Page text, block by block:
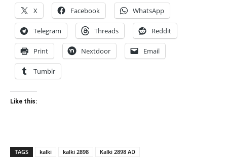
X Facebook WhatsApp
Telegram Threads Reddit
Print Nextdoor Email
Tumblr
Like this:
TAGS kalki kalki 2898
Kalki 2898 AD